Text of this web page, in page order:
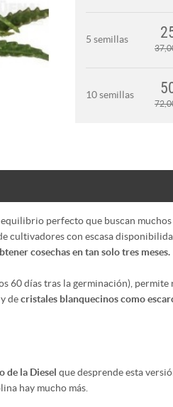
5 semillas
10 semillas
equilibrio perfecto que buscan muchos
cultivadores con escasa
cosechas en tan solo tres meses.
60 días tras la germinación),
decristales blanquecinos como
de la Diesel que desprende esta
hay mucho más.